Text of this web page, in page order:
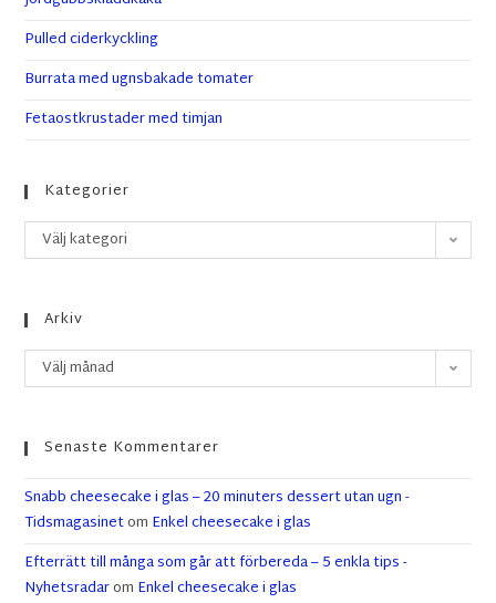
Pulled ciderkyckling
Burrata med ugnsbakade tomater
Fetaostkrustader med timjan
Kategorier
Välj kategori
Arkiv
Välj månad
Senaste Kommentarer
Snabb cheesecake i glas – 20 minuters dessert utan ugn -
Tidsmagasinetom Enkel cheesecake i glas
Efterrätt till många som går att förbereda – 5 enkla tips -
Nyhetsradarom Enkel cheesecake i glas